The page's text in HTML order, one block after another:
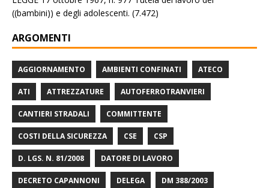
((bambini)) e degli adolescenti. (7.472)
ARGOMENTI
AGGIORNAMENTO AMBIENTI CONFINATI ATECO
ATI ATTREZZATURE AUTOFERROTRANVIERI
CANTIERI STRADALI COMMITTENTE
COSTI DELLA SICUREZZA CSE CSP
D. LGS. N. 81/2008 DATORE DI LAVORO
DECRETO CAPANNONI DELEGA DM 388/2003